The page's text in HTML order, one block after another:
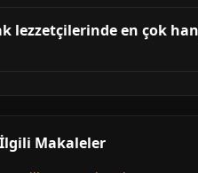
lezzetçilerinde en çok
Makaleler